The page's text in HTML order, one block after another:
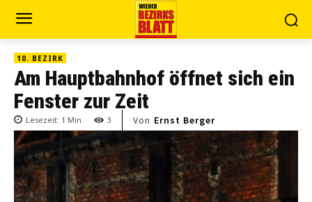
10. BEZIRK
Am Hauptbahnhof öffnet sich ein
Fenster zur Zeit
Lesezeit: 1 Min. 3 Von Ernst Berger